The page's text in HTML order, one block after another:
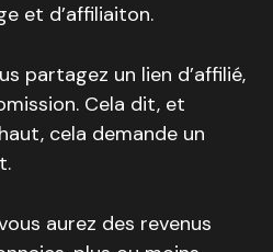
et d’affiliaiton.
partagez un lien d’affilié,
Cela dit, et
cela demande un
aurez des revenus